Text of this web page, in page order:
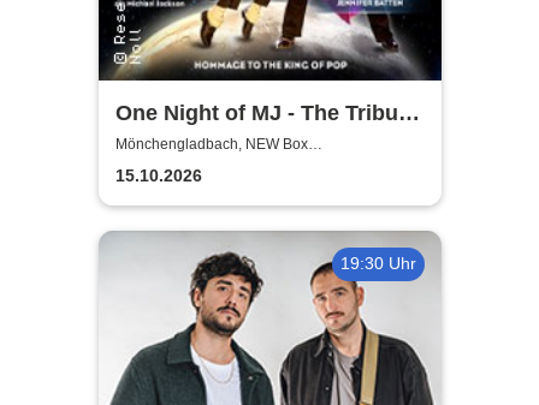
One Night of MJ - The Tribute
to The King of Pop!
Mönchengladbach, NEW Box
Mönchengladbach
15.10.2026
19:30 Uhr